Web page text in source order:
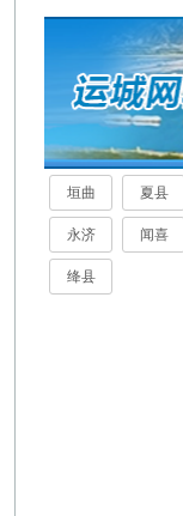
垣曲 夏县
永济 闻喜
绛县